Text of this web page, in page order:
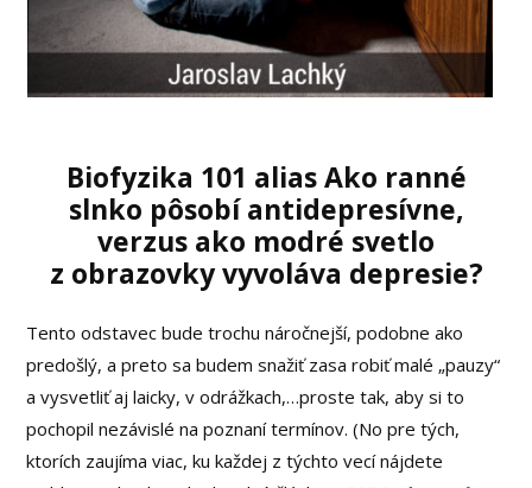
Biofyzika 101 aliasAko ranné
slnko pôsobí antidepresívne,
verzus ako modré svetlo
z obrazovky vyvoláva depresie?
Tento odstavec bude trochu náročnejší, podobne ako
predošlý, a preto sa budem snažiť zasa robiť malé „pauzy“
a vysvetliť aj laicky, v odrážkach,…proste tak, aby si to
pochopil nezávislé na poznaní termínov. (No pre tých,
ktorích zaujíma viac, ku každej z týchto vecí nájdete